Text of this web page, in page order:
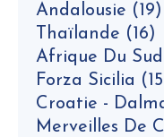
Andalousie (19)
Thaïlande (16)
Afrique Du Sud
Forza Sicilia
Croatie -
Merveilles De